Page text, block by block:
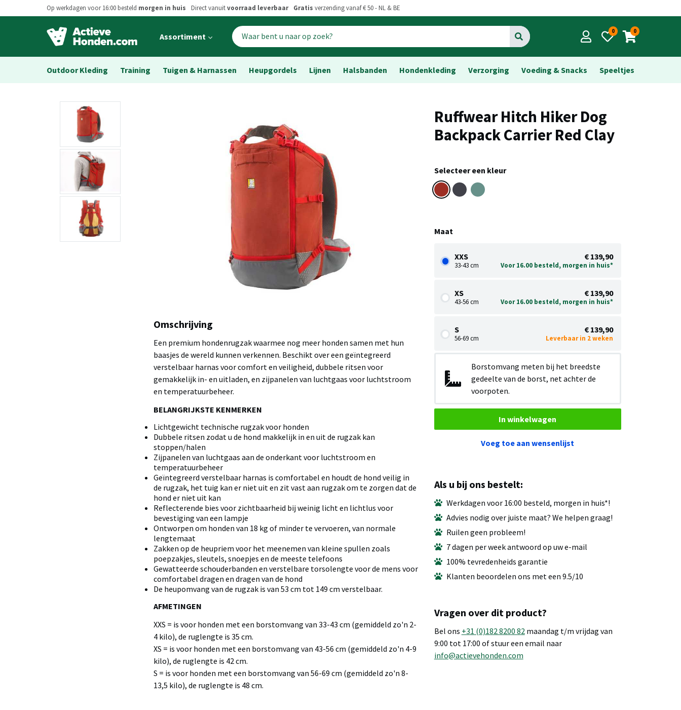
Op werkdagen voor 16:00 besteld morgen in huis Direct vanuitvoorraad leverbaar Gratis verzending vanaf € 50 - NL & BE
Open
menu
Assortiment Go 0 0
Outdoor Kleding Training Tuigen & Harnassen Heupgordels Lijnen Halsbanden Hondenkleding Verzorging Voeding & Snacks Speeltjes
Ruffwear Hitch Hiker Dog
Backpack Carrier Red Clay
Selecteer een kleur
Maat
XXS
33-43 cm
€ 139,90
Voor 16.00 besteld, morgen in huis*
XS
43-56 cm
€ 139,90
Voor 16.00 besteld, morgen in huis*
S
56-69 cm
€ 139,90
Leverbaar in 2 weken
Borstomvang meten bij het breedste
gedeelte van de borst, net achter de
voorpoten.
In winkelwagen
Voeg toe aan wensenlijst
Omschrijving
Een premium hondenrugzak waarmee nog meer honden samen met hun
baasjes de wereld kunnen verkennen. Beschikt over een geïntegreerd
verstelbaar harnas voor comfort en veiligheid, dubbele ritsen voor
gemakkelijk in- en uitladen, en zijpanelen van luchtgaas voor luchtstroom
en temperatuurbeheer.
BELANGRIJKSTE KENMERKEN
Lichtgewicht technische rugzak voor honden
Dubbele ritsen zodat u de hond makkelijk in en uit de rugzak kan
stoppen/halen
Zijpanelen van luchtgaas aan de onderkant voor luchtstroom en
temperatuurbeheer
Geïntegreerd verstelbaar harnas is comfortabel en houdt de hond veilig in
de rugzak, het tuig kan er niet uit en zit vast aan rugzak om te zorgen dat de
hond er niet uit kan
Reflecterende bies voor zichtbaarheid bij weinig licht en lichtlus voor
bevestiging van een lampje
Ontworpen om honden van 18 kg of minder te vervoeren, van normale
lengtemaat
Zakken op de heupriem voor het meenemen van kleine spullen zoals
poepzakjes, sleutels, snoepjes en de meeste telefoons
Gewatteerde schouderbanden en verstelbare torsolengte voor de mens voor
comfortabel dragen en dragen van de hond
De heupomvang van de rugzak is van 53 cm tot 149 cm verstelbaar.
AFMETINGEN
XXS = is voor honden met een borstomvang van 33-43 cm (gemiddeld zo'n 2-
4 kilo), de ruglengte is 35 cm.
XS = is voor honden met een borstomvang van 43-56 cm (gemiddeld zo'n 4-9
kilo), de ruglengte is 42 cm.
S = is voor honden met een borstomvang van 56-69 cm (gemiddeld zo'n 8-
13,5 kilo), de ruglengte is 48 cm.
Als u bij ons bestelt:
Werkdagen voor 16:00 besteld, morgen in huis*!
Advies nodig over juiste maat? We helpen graag!
Ruilen geen probleem!
7 dagen per week antwoord op uw e-mail
100% tevredenheids garantie
Klanten beoordelen ons met een 9.5/10
Vragen over dit product?
Bel ons +31 (0)182 8200 82maandag t/m vrijdag van
9:00 tot 17:00 of stuur een email naar
info@actievehonden.com